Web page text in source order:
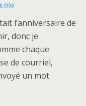
1998
l’anniversaire de
donc je
chaque
de courriel,
un mot